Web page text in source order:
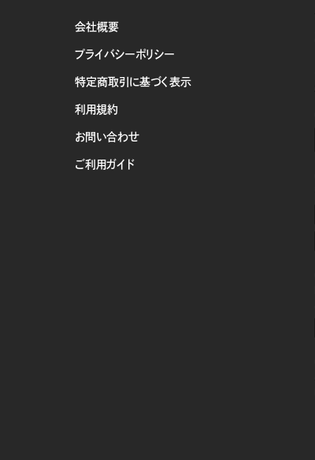
会社概要
プライバシーポリシー
特定商取引に基づく表示
利用規約
お問い合わせ
ご利用ガイド